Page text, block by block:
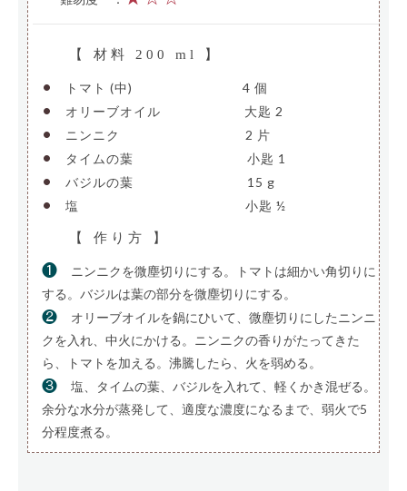
【 材料 200 ml 】
• トマト (中) 4 個
• オリーブオイル 大匙 2
• ニンニク 2 片
• タイムの葉 小匙 1
• バジルの葉 15 g
• 塩 小匙 ½
【 作り方 】
❶
ニンニクを微塵切りにする。トマトは細かい角切りに
する。バジルは葉の部分を微塵切りにする。
❷
オリーブオイルを鍋にひいて、微塵切りにしたニンニ
クを入れ、中火にかける。ニンニクの香りがたってきた
ら、トマトを加える。沸騰したら、火を弱める。
❸
塩、タイムの葉、バジルを入れて、軽くかき混ぜる。
余分な水分が蒸発して、適度な濃度になるまで、弱火で5
分程度煮る。